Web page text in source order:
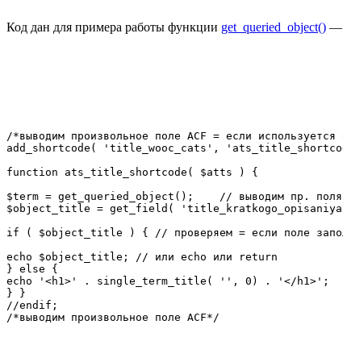
Код дан для примера работы функции get_queried_object() —
/*выводим произвольное поле ACF = если
add_shortcode( 'title_wooc_cats',
function ats_title_shortcode( $atts ) {
$term = get_queried_object();    // выводим пр. поля
$object_title = get_field(
if ( $object_title ) { // проверяем = если поле
echo $object_title; // или echo или return
} else {
echo '<h1>' . single_term_title( '', 0) . '</h1>';
} }
//endif;
/*выводим произвольное поле ACF*/